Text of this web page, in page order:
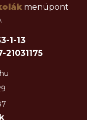
menüpont
1-13
21031175